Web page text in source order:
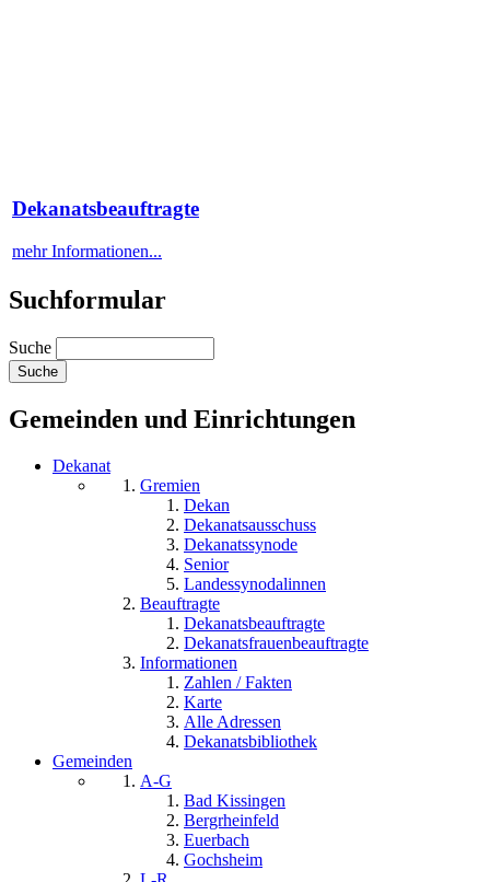
Dekanatsbeauftragte
mehr Informationen...
Suchformular
Suche
Gemeinden und Einrichtungen
Dekanat
Gremien
Dekan
Dekanatsausschuss
Dekanatssynode
Senior
Landessynodalinnen
Beauftragte
Dekanatsbeauftragte
Dekanatsfrauenbeauftragte
Informationen
Zahlen / Fakten
Karte
Alle Adressen
Dekanatsbibliothek
Gemeinden
A-G
Bad Kissingen
Bergrheinfeld
Euerbach
Gochsheim